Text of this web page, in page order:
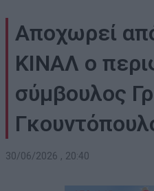
Αποχωρεί
ΚΙΝΑΛ ο
σύμβουλος
30/06/2026 , 20:40